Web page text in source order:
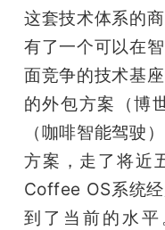
这套技术体系的
有了一个可以在
面竞争的技术基
的外包方案（博
（咖啡智能驾驶
方案，走了将近
Coffee OS系统
到了当前的水